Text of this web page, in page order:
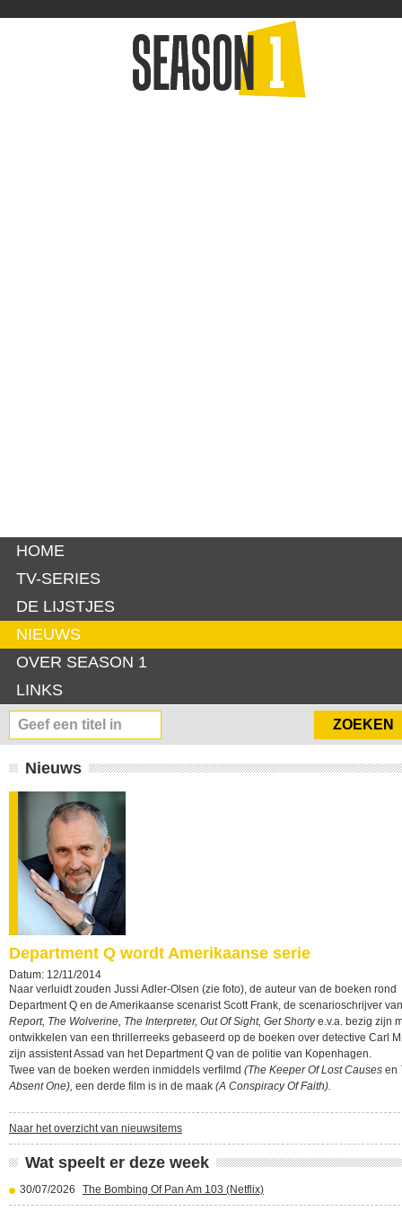
HOME
TV-SERIES
DE LIJSTJES
NIEUWS
OVER SEASON 1
LINKS
Nieuws
Department Q wordt Amerikaanse serie
Datum: 12/11/2014
Naar verluidt zouden Jussi Adler-Olsen (zie foto), de auteur van de boeken rond
Department Q en de Amerikaanse scenarist Scott Frank, de scenarioschrijver
Report, The Wolverine, The Interpreter, Out Of Sight, Get Shortye.v.a. bezig zijn
ontwikkelen van een thrillerreeks gebaseerd op de boeken over detective Carl
zijn assistent Assad van het Department Q van de politie van Kopenhagen.
Twee van de boeken werden inmiddels verfilmd (The Keeper Of Lost Causes en
Absent One), een derde film is in de maak (A Conspiracy Of Faith).
Naar het overzicht van nieuwsitems
Wat speelt er deze week
30/07/2026 The Bombing Of Pan Am 103 (Netflix)